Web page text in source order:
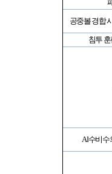
공중볼 경합
침투
AI수비수